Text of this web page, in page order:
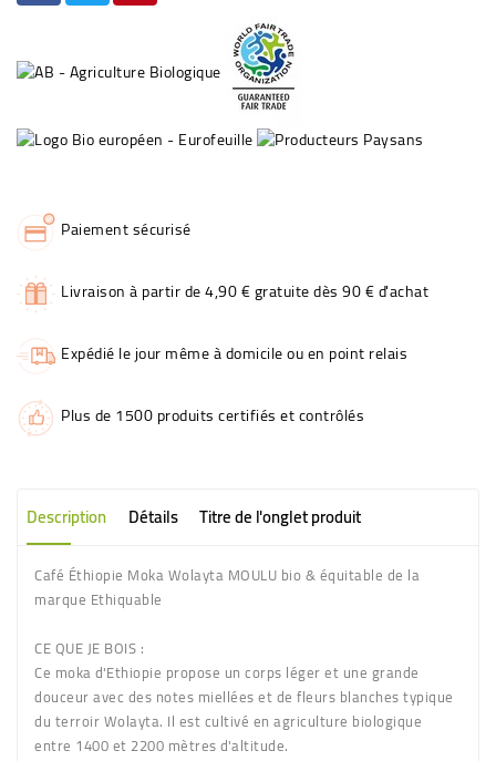
Paiement sécurisé
Livraison à partir de 4,90 € gratuite dès 90 € d'achat
Expédié le jour même à domicile ou en point relais
Plus de 1500 produits certifiés et contrôlés
Description Détails Titre de l'onglet produit
Café Éthiopie Moka Wolayta MOULU bio & équitable de la
marque Ethiquable
CE QUE JE BOIS :
Ce moka d'Ethiopie propose un corps léger et une grande
douceur avec des notes miellées et de fleurs blanches typique
du terroir Wolayta. Il est cultivé en agriculture biologique
entre 1400 et 2200 mètres d'altitude.